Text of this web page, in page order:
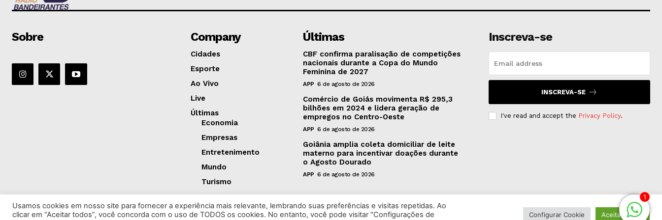
Sobre Company
Cidades
Esporte
Ao Vivo
Live
Últimas
Economia
Empresas
Entretenimento
Mundo
Turismo
Últimas
CBF confirma paralisação de competições
nacionais durante a Copa do Mundo
Feminina de 2027
APP 6 de agosto de 2026
Comércio de Goiás movimenta R$ 295,3
bilhões em 2024 e lidera geração de
empregos no Centro-Oeste
APP 6 de agosto de 2026
Goiânia amplia coleta domiciliar de leite
materno para incentivar doações durante
o Agosto Dourado
APP 6 de agosto de 2026
Inscreva-se
INSCREVA-SE
I've read and accept the Privacy Policy.
1
Usamos cookies em nosso site para fornecer a experiência mais relevante, lembrando suas preferências e visitas repetidas. Ao
clicar em “Aceitar todos”, você concorda com o uso de TODOS os cookies. No entanto, você pode visitar "Configurações de
Configurar Cookie Aceitar Todos